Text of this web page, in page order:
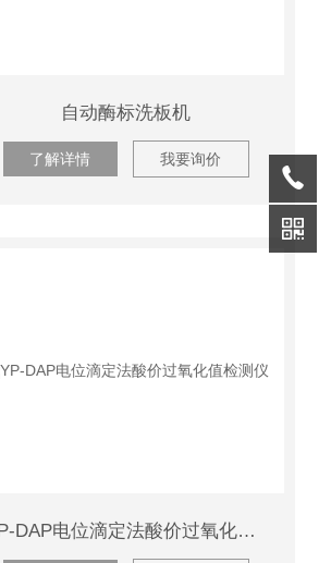
自动酶标洗板机
了解详情 我要询价
YP-DAP电位滴定法酸价过氧化值检测仪